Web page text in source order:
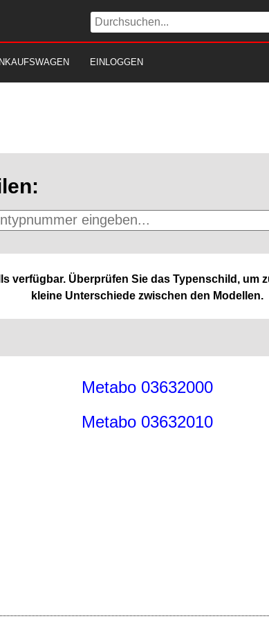
EINLOGGEN
verfügbar. Überprüfen Sie das Typenschild, um
kleine Unterschiede zwischen den Modellen.
Metabo 03632000
Metabo 03632010